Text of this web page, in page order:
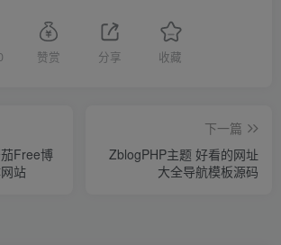
赞赏 分享 收藏
Free博
站
下一篇
ZblogPHP主题 好看的网址
大全导航模板源码